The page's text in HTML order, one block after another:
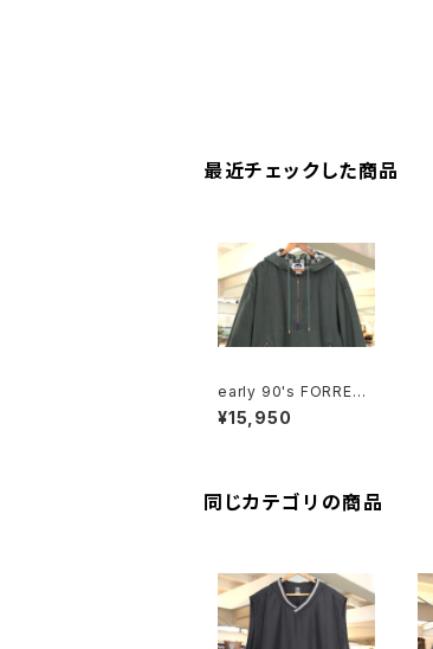
最近チェックした商品
early 90's FORREST
EL green hooded p
ull-over Jacket
¥15,950
同じカテゴリの商品